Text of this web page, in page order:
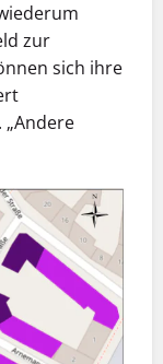
zur
sich ihre